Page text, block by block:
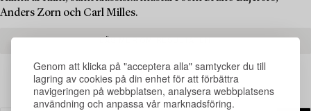
Genom att klicka på "acceptera alla" samtycker du till
lagring av cookies på din enhet för att förbättra
navigeringen på webbplatsen, analysera webbplatsens
användning och anpassa vår marknadsföring.
Anders Zorn och Carl Milles.